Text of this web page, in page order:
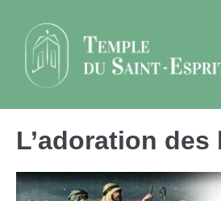
contenu
L’adoration des